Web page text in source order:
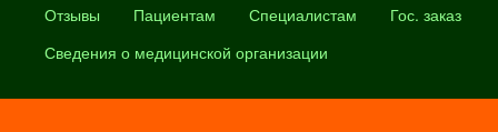
Отзывы
Пациентам Специалистам
Гос. заказ
Сведения о медицинской организации